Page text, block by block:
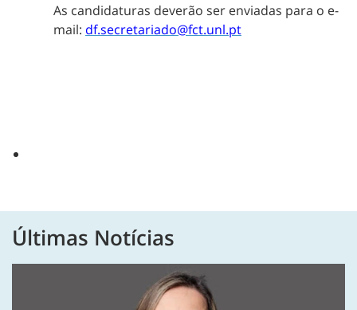
As candidaturas deverão ser enviadas para o e-
mail: df.secretariado@fct.unl.pt
Últimas Notícias